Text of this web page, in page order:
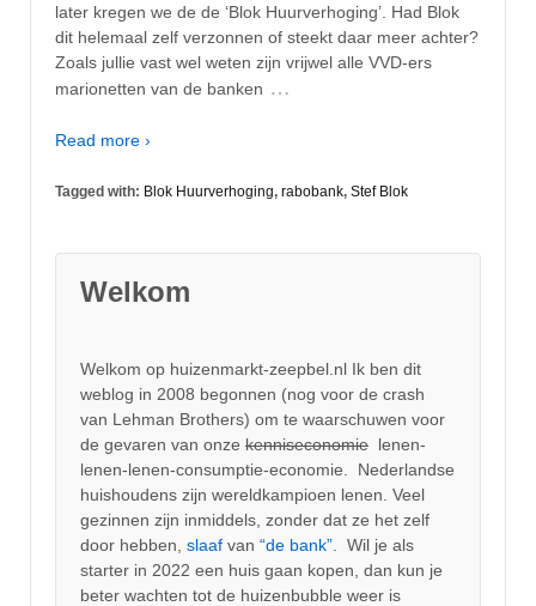
later kregen we de de ‘Blok Huurverhoging’. Had Blok
dit helemaal zelf verzonnen of steekt daar meer achter?
Zoals jullie vast wel weten zijn vrijwel alle VVD-ers
marionetten van de banken …
Read more ›
Tagged with: Blok Huurverhoging, rabobank, Stef Blok
Welkom
Welkom op huizenmarkt-zeepbel.nl Ik ben dit
weblog in 2008 begonnen (nog voor de crash
van Lehman Brothers) om te waarschuwen voor
de gevaren van onze kenniseconomie lenen-
lenen-lenen-consumptie-economie. Nederlandse
huishoudens zijn wereldkampioen lenen. Veel
gezinnen zijn inmiddels, zonder dat ze het zelf
door hebben, slaaf van “de bank”.
Wil je als
starter in 2022 een huis gaan kopen, dan kun je
beter wachten tot de huizenbubble weer is